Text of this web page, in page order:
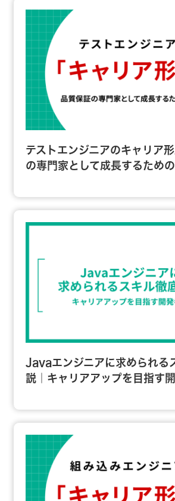
テストエンジニアのキャリア
の専門家として成長するため
Javaエンジニアに求められる
説｜キャリアアップを目指す